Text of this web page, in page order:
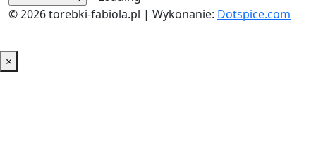
© 2026 torebki-fabiola.pl | Wykonanie: Dotspice.com
×